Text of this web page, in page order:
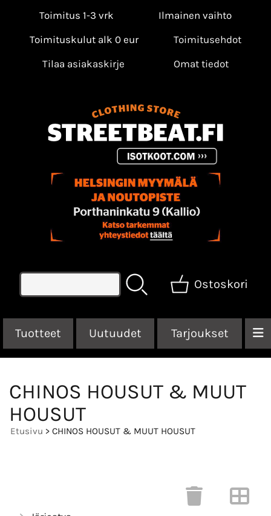
Toimitus 1-3 vrk
Ilmainen vaihto
Toimituskulut alk 0 eur
Toimitusehdot
Tilaa asiakaskirje
Omat tiedot
Ostoskori
Tuotteet Uutuudet Tarjoukset
CHINOS HOUSUT & MUUT
HOUSUT
Etusivu > CHINOS HOUSUT & MUUT HOUSUT